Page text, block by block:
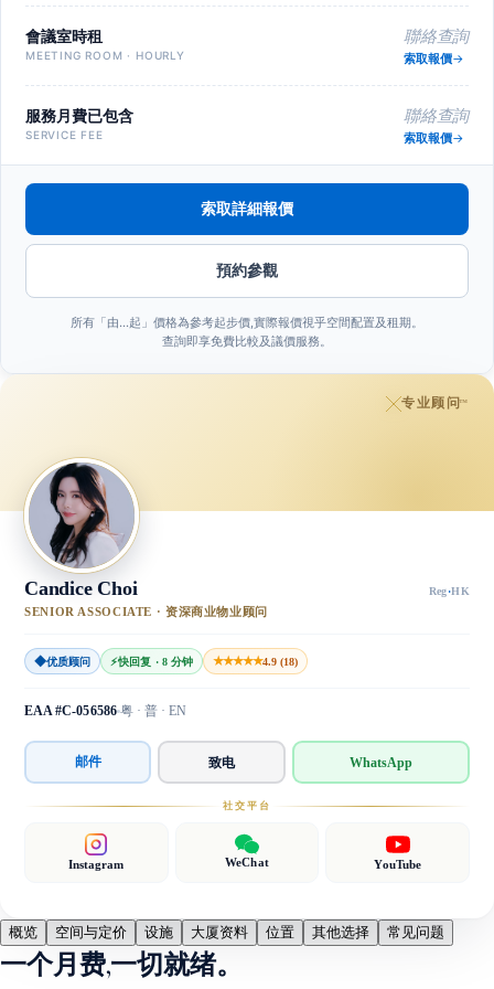
會議室時租
MEETING ROOM · HOURLY
聯絡查詢
索取報價
服務月費已包含
SERVICE FEE
聯絡查詢
索取報價
索取詳細報價
預約參觀
所有「由…起」價格為參考起步價,實際報價視乎空間配置及租期。
查詢即享免費比較及議價服務。
专业顾问™
Candice Choi Reg·HK
SENIOR ASSOCIATE · 资深商业物业顾问
◆优质顾问 ⚡快回复 · 8 分钟 ★★★★★4.9 (18)
EAA #C-056586 粤 · 普 · EN
邮件 致电 WhatsApp
社交平台
Instagram WeChat YouTube
概览 空间与定价 设施 大厦资料 位置 其他选择 常见问题
一个月费,一切就绪。